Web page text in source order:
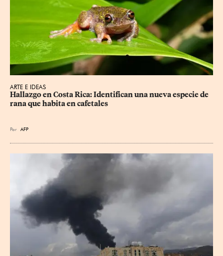
ARTE E IDEAS
Hallazgo en Costa Rica: Identifican una nueva especie de
rana que habita en cafetales
Por AFP